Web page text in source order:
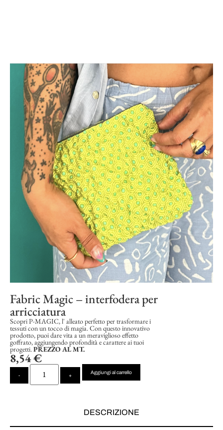
Fabric Magic – interfodera per
arricciatura
Scopri P-MAGIC, l' alleato perfetto per trasformare i
tessuti con un tocco di magia. Con questo innovativo
prodotto, puoi dare vita a un meraviglioso effetto
goffrato, aggiungendo profondità e carattere ai tuoi
progetti.PREZZO AL MT.
8,54€
- +
Aggiungi al carrello
DESCRIZIONE